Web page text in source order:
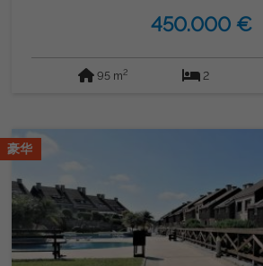
非常适合在户外放松。 这套公寓建于 2002 年，状况良好，
向确保全天自然采光。包括车库空间和储
450.000 €
95 m2 2
豪华